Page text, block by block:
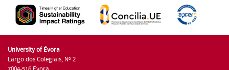
University of Évora
Largo dos Colegiais, Nº 2